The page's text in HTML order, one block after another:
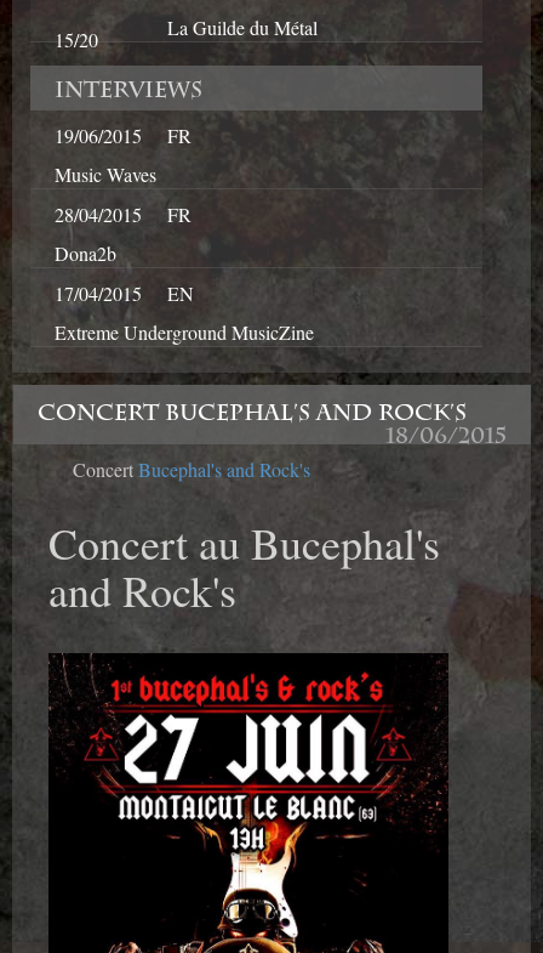
La Guilde du Métal
15/20
Interviews
19/06/2015
FR
Music Waves
28/04/2015
FR
Dona2b
17/04/2015
EN
Extreme Underground MusicZine
CONCERT BUCEPHAL'S AND ROCK'S
18/06/2015
ConcertBucephal's and Rock's
Concert au Bucephal's
and Rock's